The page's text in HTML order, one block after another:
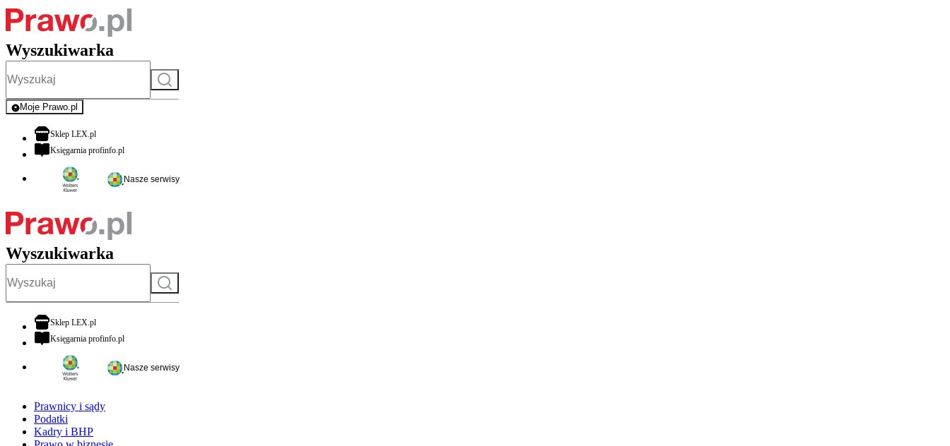
Wyszukiwarka
Szukaj
Moje Prawo.pl
- rejestracja i logowanie do serwisu
Sklep LEX.plotwiera się w nowej karcie
Księgarnia profinfo.plotwiera się w nowej karcie
Nasze serwisy
Wyszukiwarka
Szukaj
Sklep LEX.plotwiera się w nowej karcie
Księgarnia profinfo.plotwiera się w nowej karcie
Nasze serwisy
Prawnicy i sądy
Podatki
Kadry i BHP